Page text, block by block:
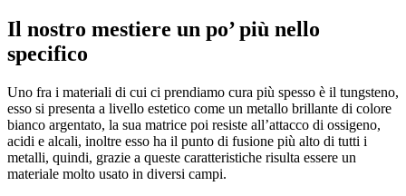
Il nostro mestiere un po’ più nello
specifico
Uno fra i materiali di cui ci prendiamo cura più spesso è il tungsteno,
esso si presenta a livello estetico come un metallo brillante di colore
bianco argentato, la sua matrice poi resiste all’attacco di ossigeno,
acidi e alcali, inoltre esso ha il punto di fusione più alto di tutti i
metalli, quindi, grazie a queste caratteristiche risulta essere un
materiale molto usato in diversi campi.